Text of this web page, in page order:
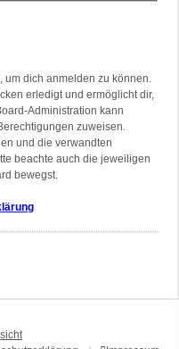
um dich anmelden zu können.
erledigt und ermöglicht dir,
Administration kann
zuweisen.
und die verwandten
beachte auch die jeweiligen
bewegst.